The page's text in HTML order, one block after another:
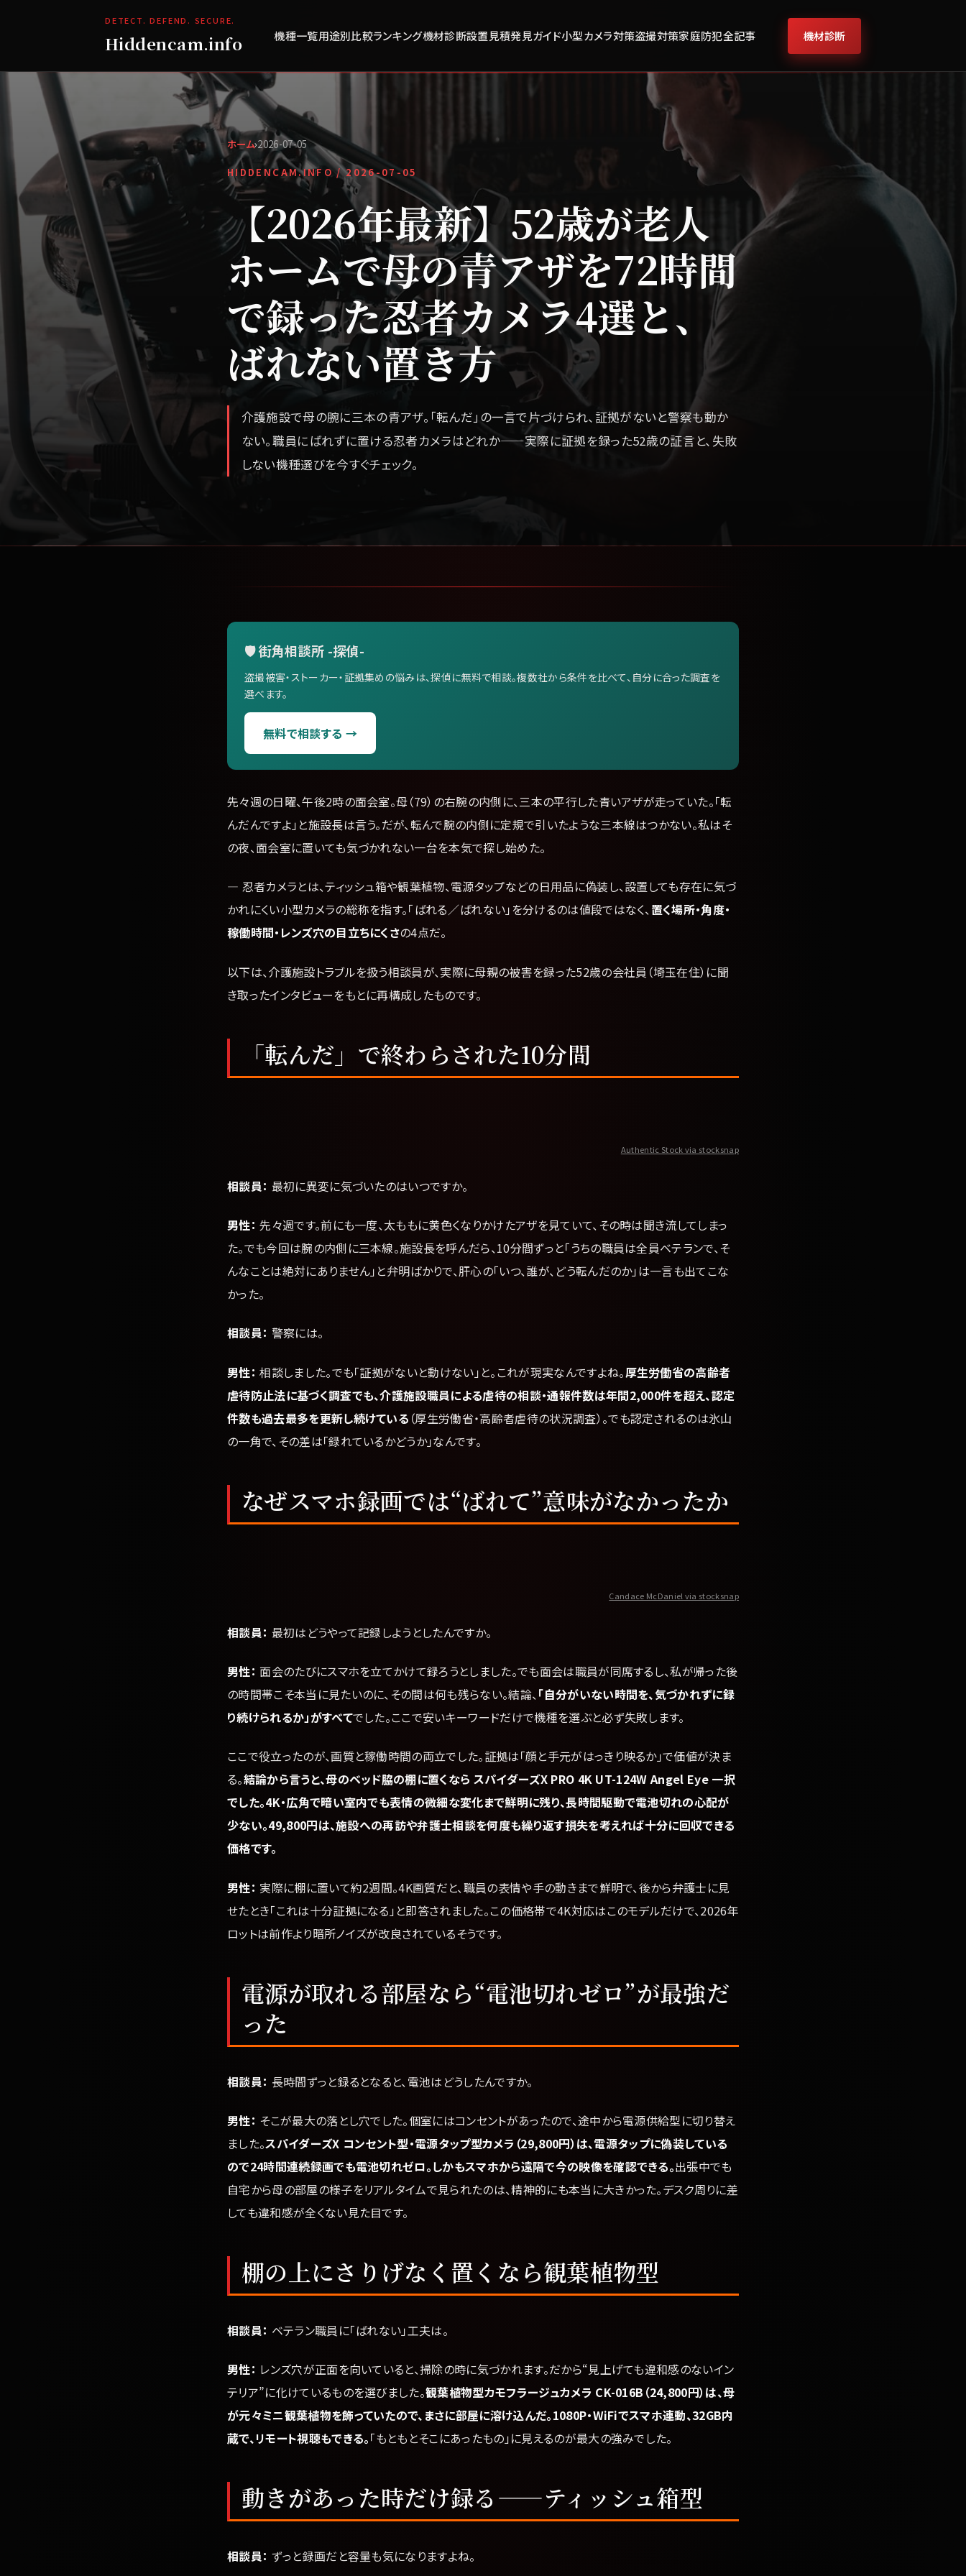
DETECT. DEFEND. SECURE.
Hiddencam.info 機種一覧用途別比較ランキング機材診断設置見積発見ガイド小型カメラ対策盗撮対策家庭防犯全記事 機材診断
ホーム›2026-07-05
HIDDENCAM.INFO /2026-07-05
【2026年最新】52歳が老人
ホームで母の青アザを72時間
で録った忍者カメラ4選と、
ばれない置き方
介護施設で母の腕に三本の青アザ。「転んだ」の一言で片づけられ、証拠がないと警察も動か
ない。職員にばれずに置ける忍者カメラはどれか——実際に証拠を録った52歳の証言と、失敗
しない機種選びを今すぐチェック。
🛡️ 街角相談所 -探偵-
盗撮被害・ストーカー・証拠集めの悩みは、探偵に無料で相談。複数社から条件を比べて、自分に合った調査を
選べます。
無料で相談する →
先々週の日曜、午後2時の面会室。母（79）の右腕の内側に、三本の平行した青いアザが走っていた。「転
んだんですよ」と施設長は言う。だが、転んで腕の内側に定規で引いたような三本線はつかない。私はそ
の夜、面会室に置いても気づかれない一台を本気で探し始めた。
— 忍者カメラとは、ティッシュ箱や観葉植物、電源タップなどの日用品に偽装し、設置しても存在に気づ
かれにくい小型カメラの総称を指す。「ばれる／ばれない」を分けるのは値段ではなく、置く場所・角度・
稼働時間・レンズ穴の目立ちにくさの4点だ。
以下は、介護施設トラブルを扱う相談員が、実際に母親の被害を録った52歳の会社員（埼玉在住）に聞
き取ったインタビューをもとに再構成したものです。
「転んだ」で終わらされた10分間
Authentic Stock via stocksnap
相談員： 最初に異変に気づいたのはいつですか。
男性： 先々週です。前にも一度、太ももに黄色くなりかけたアザを見ていて、その時は聞き流してしまっ
た。でも今回は腕の内側に三本線。施設長を呼んだら、10分間ずっと「うちの職員は全員ベテランで、そ
んなことは絶対にありません」と弁明ばかりで、肝心の「いつ、誰が、どう転んだのか」は一言も出てこな
かった。
相談員： 警察には。
男性： 相談しました。でも「証拠がないと動けない」と。これが現実なんですよね。厚生労働省の高齢者
虐待防止法に基づく調査でも、介護施設職員による虐待の相談・通報件数は年間2,000件を超え、認定
件数も過去最多を更新し続けている （厚生労働省・高齢者虐待の状況調査）。でも認定されるのは氷山
の一角で、その差は「録れているかどうか」なんです。
なぜスマホ録画では“ばれて”意味がなかったか
Candace McDaniel via stocksnap
相談員： 最初はどうやって記録しようとしたんですか。
男性： 面会のたびにスマホを立てかけて録ろうとしました。でも面会は職員が同席するし、私が帰った後
の時間帯こそ本当に見たいのに、その間は何も残らない。結論、「自分がいない時間を、気づかれずに録
り続けられるか」がすべてでした。ここで安いキーワードだけで機種を選ぶと必ず失敗します。
ここで役立ったのが、画質と稼働時間の両立でした。証拠は「顔と手元がはっきり映るか」で価値が決ま
る。結論から言うと、母のベッド脇の棚に置くなら スパイダーズX PRO 4K UT-124W Angel Eye 一択
でした。4K・広角で暗い室内でも表情の微細な変化まで鮮明に残り、長時間駆動で電池切れの心配が
少ない。49,800円は、施設への再訪や弁護士相談を何度も繰り返す損失を考えれば十分に回収できる
価格です。
男性： 実際に棚に置いて約2週間。4K画質だと、職員の表情や手の動きまで鮮明で、後から弁護士に見
せたとき「これは十分証拠になる」と即答されました。この価格帯で4K対応はこのモデルだけで、2026年
ロットは前作より暗所ノイズが改良されているそうです。
電源が取れる部屋なら“電池切れゼロ”が最強だ
った
相談員： 長時間ずっと録るとなると、電池はどうしたんですか。
男性： そこが最大の落とし穴でした。個室にはコンセントがあったので、途中から電源供給型に切り替え
ました。スパイダーズX コンセント型・電源タップ型カメラ（29,800円）は、電源タップに偽装している
ので24時間連続録画でも電池切れゼロ。しかもスマホから遠隔で今の映像を確認できる。出張中でも
自宅から母の部屋の様子をリアルタイムで見られたのは、精神的にも本当に大きかった。デスク周りに差
しても違和感が全くない見た目です。
棚の上にさりげなく置くなら観葉植物型
相談員： ベテラン職員に「ばれない」工夫は。
男性： レンズ穴が正面を向いていると、掃除の時に気づかれます。だから“見上げても違和感のないイン
テリア”に化けているものを選びました。観葉植物型カモフラージュカメラ CK-016B（24,800円）は、母
が元々ミニ観葉植物を飾っていたので、まさに部屋に溶け込んだ。1080P・WiFiでスマホ連動、32GB内
蔵で、リモート視聴もできる。「もともとそこにあったもの」に見えるのが最大の強みでした。
動きがあった時だけ録る——ティッシュ箱型
相談員： ずっと録画だと容量も気になりますよね。